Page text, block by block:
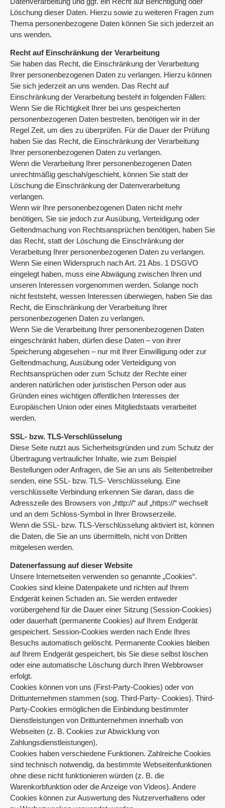
Löschung dieser Daten. Hierzu sowie zu weiteren Fragen zum
Thema personenbezogene Daten können Sie sich jederzeit an
uns wenden.
Recht auf Einschränkung der Verarbeitung
Sie haben das Recht, die Einschränkung der Verarbeitung
Ihrer personenbezogenen Daten zu verlangen. Hierzu können
Sie sich jederzeit an uns wenden. Das Recht auf
Einschränkung der Verarbeitung besteht in folgenden Fällen:
Wenn Sie die Richtigkeit Ihrer bei uns gespeicherten
personenbezogenen Daten bestreiten, benötigen wir in der
Regel Zeit, um dies zu überprüfen. Für die Dauer der Prüfung
haben Sie das Recht, die Einschränkung der Verarbeitung
Ihrer personenbezogenen Daten zu verlangen.
Wenn die Verarbeitung Ihrer personenbezogenen Daten
unrechtmäßig geschah/geschieht, können Sie statt der
Löschung die Einschränkung der Datenverarbeitung
verlangen.
Wenn wir Ihre personenbezogenen Daten nicht mehr
benötigen, Sie sie jedoch zur Ausübung, Verteidigung oder
Geltendmachung von Rechtsansprüchen benötigen, haben Sie
das Recht, statt der Löschung die Einschränkung der
Verarbeitung Ihrer personenbezogenen Daten zu verlangen.
Wenn Sie einen Widerspruch nach Art. 21 Abs. 1 DSGVO
eingelegt haben, muss eine Abwägung zwischen Ihren und
unseren Interessen vorgenommen werden. Solange noch
nicht feststeht, wessen Interessen überwiegen, haben Sie das
Recht, die Einschränkung der Verarbeitung Ihrer
personenbezogenen Daten zu verlangen.
Wenn Sie die Verarbeitung Ihrer personenbezogenen Daten
eingeschränkt haben, dürfen diese Daten – von ihrer
Speicherung abgesehen – nur mit Ihrer Einwilligung oder zur
Geltendmachung, Ausübung oder Verteidigung von
Rechtsansprüchen oder zum Schutz der Rechte einer
anderen natürlichen oder juristischen Person oder aus
Gründen eines wichtigen öffentlichen Interesses der
Europäischen Union oder eines Mitgliedstaats verarbeitet
werden.
SSL- bzw. TLS-Verschlüsselung
Diese Seite nutzt aus Sicherheitsgründen und zum Schutz der
Übertragung vertraulicher Inhalte, wie zum Beispiel
Bestellungen oder Anfragen, die Sie an uns als Seitenbetreiber
senden, eine SSL- bzw. TLS- Verschlüsselung. Eine
verschlüsselte Verbindung erkennen Sie daran, dass die
Adresszeile des Browsers von „http://“ auf „https://“ wechselt
und an dem Schloss-Symbol in Ihrer Browserzeile.
Wenn die SSL- bzw. TLS-Verschlüsselung aktiviert ist, können
die Daten, die Sie an uns übermitteln, nicht von Dritten
mitgelesen werden.
Datenerfassung auf dieser Website
Unsere Internetseiten verwenden so genannte „Cookies“.
Cookies sind kleine Datenpakete und richten auf Ihrem
Endgerät keinen Schaden an. Sie werden entweder
vorübergehend für die Dauer einer Sitzung (Session-Cookies)
oder dauerhaft (permanente Cookies) auf Ihrem Endgerät
gespeichert. Session-Cookies werden nach Ende Ihres
Besuchs automatisch gelöscht. Permanente Cookies bleiben
auf Ihrem Endgerät gespeichert, bis Sie diese selbst löschen
oder eine automatische Löschung durch Ihren Webbrowser
erfolgt.
Cookies können von uns (First-Party-Cookies) oder von
Drittunternehmen stammen (sog. Third-Party- Cookies). Third-
Party-Cookies ermöglichen die Einbindung bestimmter
Dienstleistungen von Drittunternehmen innerhalb von
Webseiten (z. B. Cookies zur Abwicklung von
Zahlungsdienstleistungen).
Cookies haben verschiedene Funktionen. Zahlreiche Cookies
sind technisch notwendig, da bestimmte Webseitenfunktionen
ohne diese nicht funktionieren würden (z. B. die
Warenkorbfunktion oder die Anzeige von Videos). Andere
Cookies können zur Auswertung des Nutzerverhaltens oder